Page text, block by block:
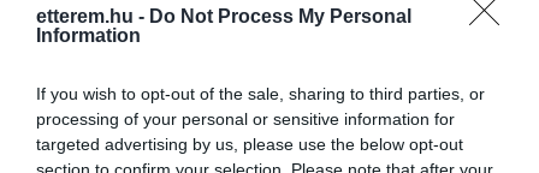
etterem.hu - Do Not Process My Personal
Information
If you wish to opt-out of the sale, sharing to third parties, or
processing of your personal or sensitive information for
targeted advertising by us, please use the below opt-out
section to confirm your selection. Please note that after your
Nyírfacukorral és sok gyümölccsel.
Mogyoró Piemonte, Callebaut
csokoládé. Réz lapátkával,
rózsaformára kenve tesszük a
tölcsérre, így óvjuk krémes állagát.
Kapcsolat
+36 70 383 1071
gelarto@gmail.com